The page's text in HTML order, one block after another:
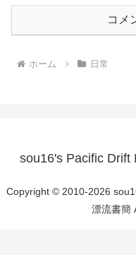
コメ
ホーム 日常
sou16's Pacific Drift
Copyright © 2010-2026
漂流書簡